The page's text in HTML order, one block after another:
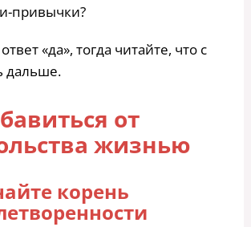
привычки?
«да», тогда читайте, что с
дальше.
от
жизнью
корень